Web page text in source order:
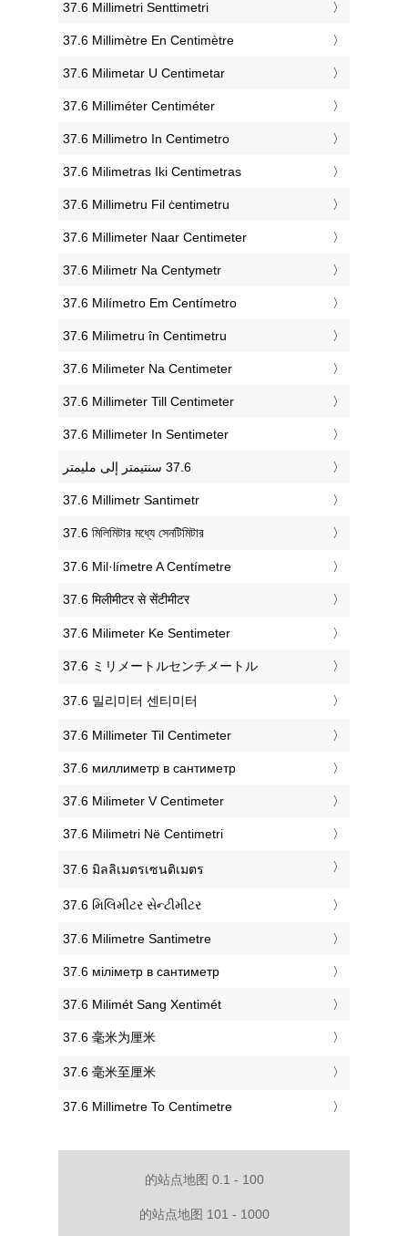
‎37.6 Millimetri Senttimetri
‎37.6 Millimètre En Centimètre
‎37.6 Milimetar U Centimetar
‎37.6 Milliméter Centiméter
‎37.6 Millimetro In Centimetro
‎37.6 Milimetras Iki Centimetras
‎37.6 Millimetru Fil ċentimetru
‎37.6 Millimeter Naar Centimeter
‎37.6 Milimetr Na Centymetr
‎37.6 Milímetro Em Centímetro
‎37.6 Milimetru în Centimetru
‎37.6 Milimeter Na Centimeter
‎37.6 Millimeter Till Centimeter
‎37.6 Millimeter In Sentimeter
‎37.6 Millimetr Santimetr
‎37.6 মিলিমিটার মধ্যে সেনটিমিটার
‎37.6 Mil·límetre A Centímetre
‎37.6 मिलीमीटर से सेंटीमीटर
‎37.6 Milimeter Ke Sentimeter
‎37.6 ミリメートルセンチメートル
‎37.6 밀리미터 센티미터
‎37.6 Millimeter Til Centimeter
‎37.6 миллиметр в сантиметр
‎37.6 Milimeter V Centimeter
‎37.6 Milimetri Në Centimetri
‎37.6 มิลลิเมตรเซนติเมตร
‎37.6 મિલિમીટર સેન્ટીમીટર
‎37.6 Milimetre Santimetre
‎37.6 міліметр в сантиметр
‎37.6 Milimét Sang Xentimét
‎37.6 毫米为厘米
‎37.6 毫米至厘米
‎37.6 Millimetre To Centimetre
的站点地图 0.1 - 100
的站点地图 101 - 1000